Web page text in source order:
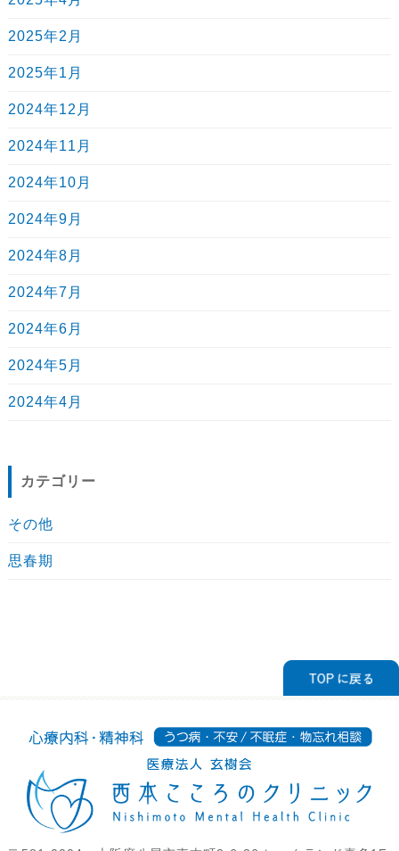
2025年2月
2025年1月
2024年12月
2024年11月
2024年10月
2024年9月
2024年8月
2024年7月
2024年6月
2024年5月
2024年4月
カテゴリー
その他
思春期